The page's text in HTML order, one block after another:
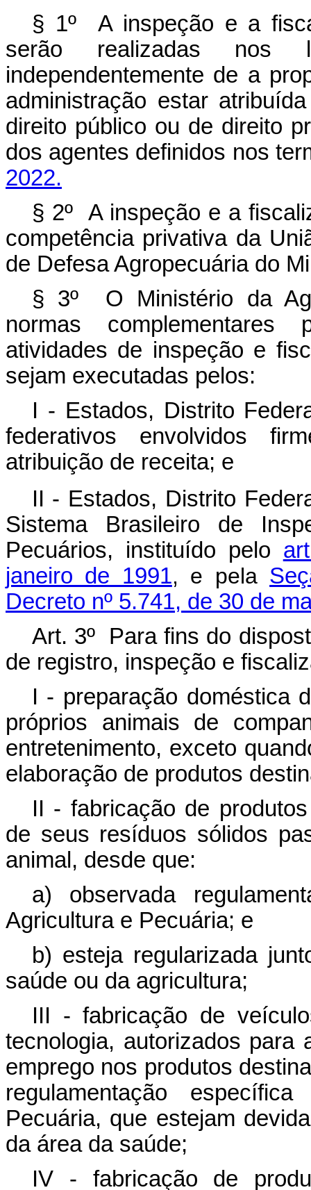
§ 1º A inspeção e a
serão realizadas nos
independentemente de a
administração estar
direito público ou de direito
dos agentes definidos nos
2022.
§ 2º A inspeção e a
competência privativa da
de Defesa Agropecuária do
§ 3º O Ministério da
normas complementares
atividades de inspeção e
sejam executadas pelos:
I - Estados, Distrito
federativos envolvidos
atribuição de receita; e
II - Estados, Distrito
Sistema Brasileiro de
Pecuários, instituído pelo
janeiro de 1991, e pela
Decreto nº 5.741, de 30 de
Art. 3º Para fins do
de registro, inspeção e
I - preparação doméstica
próprios animais de
entretenimento, exceto
elaboração de produtos
II - fabricação de
de seus resíduos sólidos
animal, desde que:
a) observada
Agricultura e Pecuária; e
b) esteja regularizada
saúde ou da agricultura;
III - fabricação de
tecnologia, autorizados para
emprego nos produtos
regulamentação
Pecuária, que estejam
da área da saúde;
IV - fabricação de